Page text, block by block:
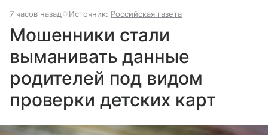
7 часов назад Источник: Российская газета
Мошенники стали
выманивать данные
родителей под видом
проверки детских карт